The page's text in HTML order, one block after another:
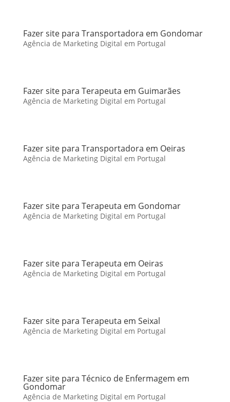
Fazer site para Transportadora em Gondomar
Agência de Marketing Digital em Portugal
Fazer site para Terapeuta em Guimarães
Agência de Marketing Digital em Portugal
Fazer site para Transportadora em Oeiras
Agência de Marketing Digital em Portugal
Fazer site para Terapeuta em Gondomar
Agência de Marketing Digital em Portugal
Fazer site para Terapeuta em Oeiras
Agência de Marketing Digital em Portugal
Fazer site para Terapeuta em Seixal
Agência de Marketing Digital em Portugal
Fazer site para Técnico de Enfermagem em
Gondomar
Agência de Marketing Digital em Portugal